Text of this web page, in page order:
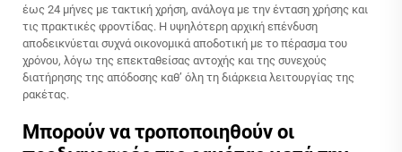
έως 24 μήνες με τακτική χρήση, ανάλογα με την ένταση χρήσης και
τις πρακτικές φροντίδας. Η υψηλότερη αρχική επένδυση
αποδεικνύεται συχνά οικονομικά αποδοτική με το πέρασμα του
χρόνου, λόγω της επεκταθείσας αντοχής και της συνεχούς
διατήρησης της απόδοσης καθ’ όλη τη διάρκεια λειτουργίας της
ρακέτας.
Μπορούν να τροποποιηθούν οι